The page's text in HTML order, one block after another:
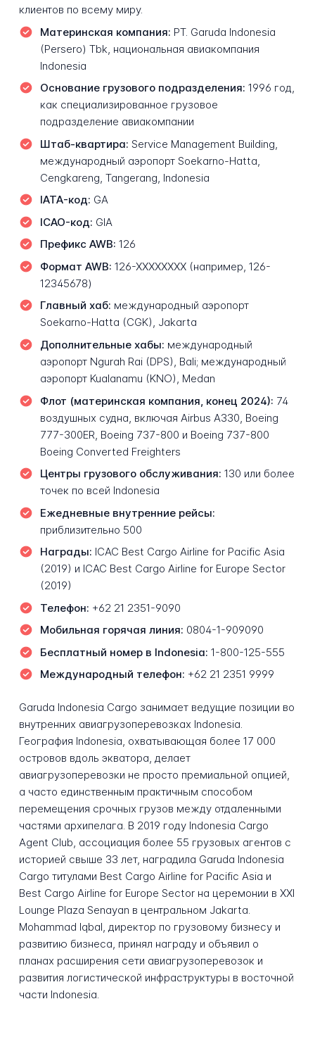
клиентов по всему миру.
Материнская компания: PT. Garuda Indonesia
(Persero) Tbk, национальная авиакомпания
Indonesia
Основание грузового подразделения: 1996 год,
как специализированное грузовое
подразделение авиакомпании
Штаб-квартира: Service Management Building,
международный аэропорт Soekarno-Hatta,
Cengkareng, Tangerang, Indonesia
IATA-код: GA
ICAO-код: GIA
Префикс AWB: 126
Формат AWB: 126-XXXXXXXX (например, 126-
12345678)
Главный хаб: международный аэропорт
Soekarno-Hatta (CGK), Jakarta
Дополнительные хабы: международный
аэропорт Ngurah Rai (DPS), Bali; международный
аэропорт Kualanamu (KNO), Medan
Флот (материнская компания, конец 2024): 74
воздушных судна, включая Airbus A330, Boeing
777-300ER, Boeing 737-800 и Boeing 737-800
Boeing Converted Freighters
Центры грузового обслуживания: 130 или более
точек по всей Indonesia
Ежедневные внутренние рейсы:
приблизительно 500
Награды: ICAC Best Cargo Airline for Pacific Asia
(2019) и ICAC Best Cargo Airline for Europe Sector
(2019)
Телефон: +62 21 2351-9090
Мобильная горячая линия: 0804-1-909090
Бесплатный номер в Indonesia: 1-800-125-555
Международный телефон: +62 21 2351 9999
Garuda Indonesia Cargo занимает ведущие позиции во
внутренних авиагрузоперевозках Indonesia.
География Indonesia, охватывающая более 17 000
островов вдоль экватора, делает
авиагрузоперевозки не просто премиальной опцией,
а часто единственным практичным способом
перемещения срочных грузов между отдаленными
частями архипелага. В 2019 году Indonesia Cargo
Agent Club, ассоциация более 55 грузовых агентов с
историей свыше 33 лет, наградила Garuda Indonesia
Cargo титулами Best Cargo Airline for Pacific Asia и
Best Cargo Airline for Europe Sector на церемонии в XXI
Lounge Plaza Senayan в центральном Jakarta.
Mohammad Iqbal, директор по грузовому бизнесу и
развитию бизнеса, принял награду и объявил о
планах расширения сети авиагрузоперевозок и
развития логистической инфраструктуры в восточной
части Indonesia.